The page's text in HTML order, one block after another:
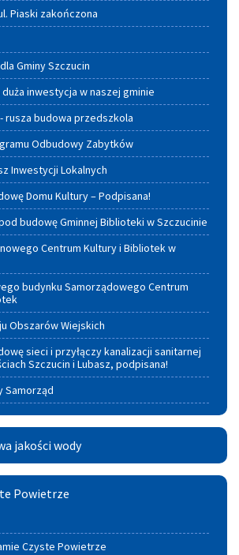
Piaski zakończona
Gminy Szczucin
inwestycja w naszej gminie
rusza budowa przedszkola
Odbudowy Zabytków
Inwestycji Lokalnych
Domu Kultury – Podpisana!
budowę Gminnej Biblioteki w Szczucinie
Centrum Kultury i Bibliotek w
budynku Samorządowego Centrum
Obszarów Wiejskich
sieci i przyłączy kanalizacji sanitarnej
Szczucin i Lubasz, podpisana!
Samorząd
jakości wody
Powietrze
Czyste Powietrze